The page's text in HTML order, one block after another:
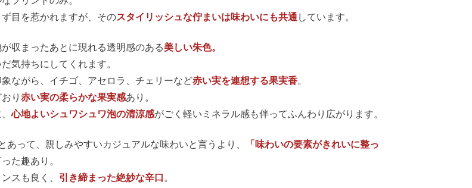
目を惹かれますが、そのスタイリッシュな佇まいは味わいにも共通 しています。
収まったあとに現れる透明感のある美しい朱色。
気持ちにしてくれます。
ながら、イチゴ、アセロラ、チェリーなど赤い実を連想する果実香。
り 赤い実の柔らかな果実感あり。
、心地よいシュワシュワ泡の清涼感がごく軽いミネラル感も伴ってふんわり広がります。
あって、親しみやすいカジュアルな味わいと言うより、
「味わいの要素がきれいに整っ
た趣あり。
スも良く、 引き締まった絶妙な辛口 。